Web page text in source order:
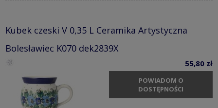
Kubek czeski V 0,35 L Ceramika Artystyczna
Bolesławiec K070 dek2839X
55,80 zł
POWIADOM O
DOSTĘPNOŚCI